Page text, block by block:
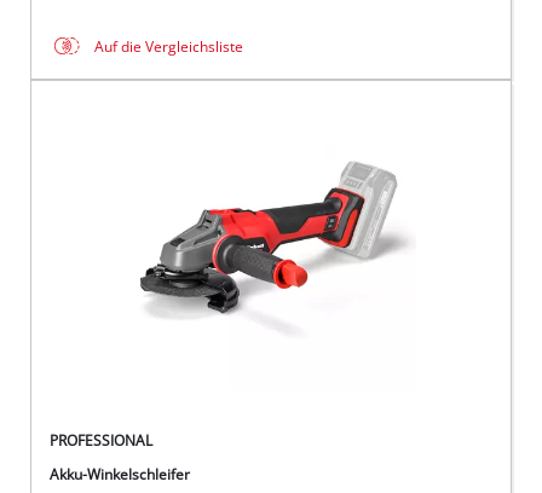
Auf die Vergleichsliste
PROFESSIONAL
Akku-Winkelschleifer